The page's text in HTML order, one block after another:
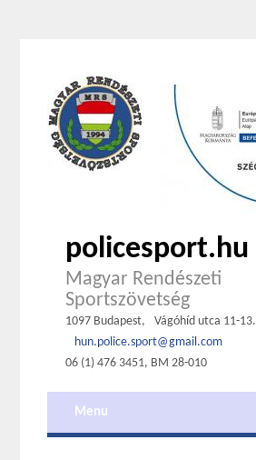
policesport.hu
Magyar Rendészeti
Sportszövetség
1097 Budapest,
Vágóhíd utca 11-13.
hun.police.sport@gmail.com
06 (1) 476 3451, BM 28-010
Menu